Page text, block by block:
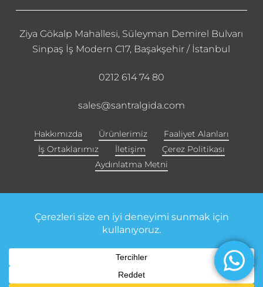
Ziya Gökalp Mahallesi, Süleyman Demirel Bulvarı
Sinpaş İş Modern C17, Başakşehir / İstanbul
0212 614 74 80
sales@santralgida.com
Hakkımızda Ürünlerimiz
Faaliyet Alanları
İş Ortaklarımız
İletişim
Çerez Politikası
Aydınlatma Metni